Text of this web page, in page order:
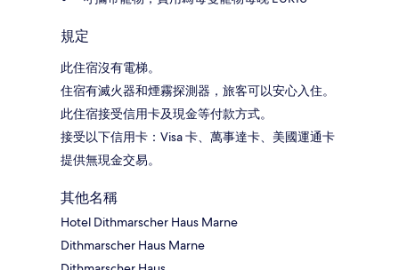
規定
此住宿沒有電梯。
住宿有滅火器和煙霧探測器，旅客可以安心入住。
此住宿接受信用卡及現金等付款方式。
接受以下信用卡：Visa 卡、萬事達卡、美國運通卡
提供無現金交易。
其他名稱
Hotel Dithmarscher Haus Marne
Dithmarscher Haus Marne